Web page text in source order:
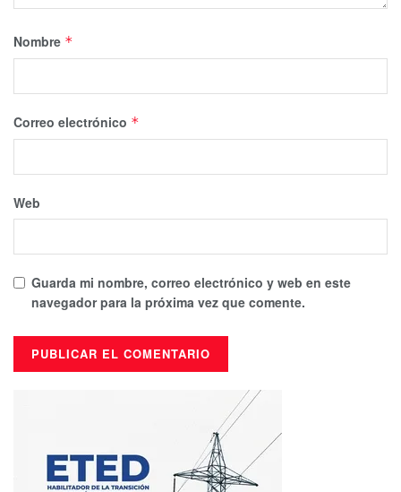
Nombre *
Correo electrónico *
Web
Guarda mi nombre, correo electrónico y web en este
navegador para la próxima vez que comente.